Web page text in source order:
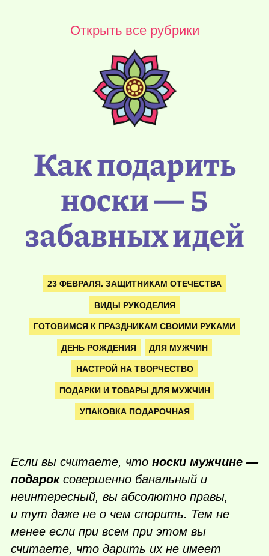
Открыть все рубрики
Как подарить
носки — 5
забавных идей
23 ФЕВРАЛЯ. ЗАЩИТНИКАМ ОТЕЧЕСТВА
ВИДЫ РУКОДЕЛИЯ
ГОТОВИМСЯ К ПРАЗДНИКАМ СВОИМИ РУКАМИ
ДЕНЬ РОЖДЕНИЯ ДЛЯ МУЖЧИН
НАСТРОЙ НА ТВОРЧЕСТВО
ПОДАРКИ И ТОВАРЫ ДЛЯ МУЖЧИН
УПАКОВКА ПОДАРОЧНАЯ
Если вы считаете, что носки мужчине —
подароксовершенно банальный и
неинтересный, вы абсолютно правы,
и тут даже не о чем спорить. Тем не
менее если при всем при этом вы
считаете, что дарить их не имеет